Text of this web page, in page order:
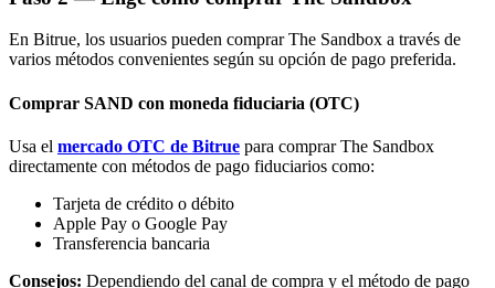
Bitrue Partners
Afiliados de Bitrue
En Bitrue, los usuarios pueden comprar The Sandbox a través de
varios métodos convenientes según su opción de pago preferida.
Comprar SAND con moneda fiduciaria (OTC)
Usa el mercado OTC de Bitrue para comprar The Sandbox
directamente con métodos de pago fiduciarios como:
Tarjeta de crédito o débito
Apple Pay o Google Pay
Transferencia bancaria
Consejos: Dependiendo del canal de compra y el método de pago